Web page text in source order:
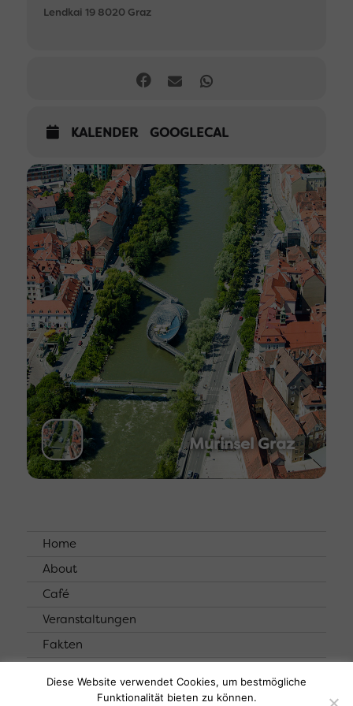
Lendkai 19 8020 Graz
KALENDER GOOGLECAL
Murinsel Graz
Home
About
Café
Veranstaltungen
Fakten
Diese Website verwendet Cookies, um bestmögliche
Funktionalität bieten zu können.